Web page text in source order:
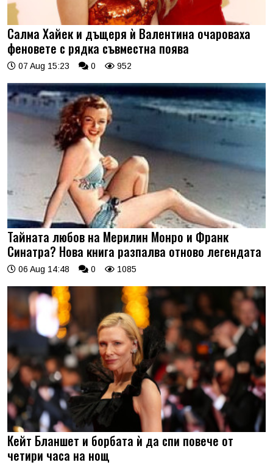
Салма Хайек и дъщеря ѝ Валентина очароваха
феновете с рядка съвместна поява
07 Aug 15:23 0 952
Тайната любов на Мерилин Монро и Франк
Синатра? Нова книга разпалва отново легендата
06 Aug 14:48 0 1085
Кейт Бланшет и борбата ѝ да спи повече от
четири часа на нощ